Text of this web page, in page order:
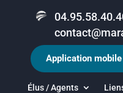
Élus / Agents
Application mobile